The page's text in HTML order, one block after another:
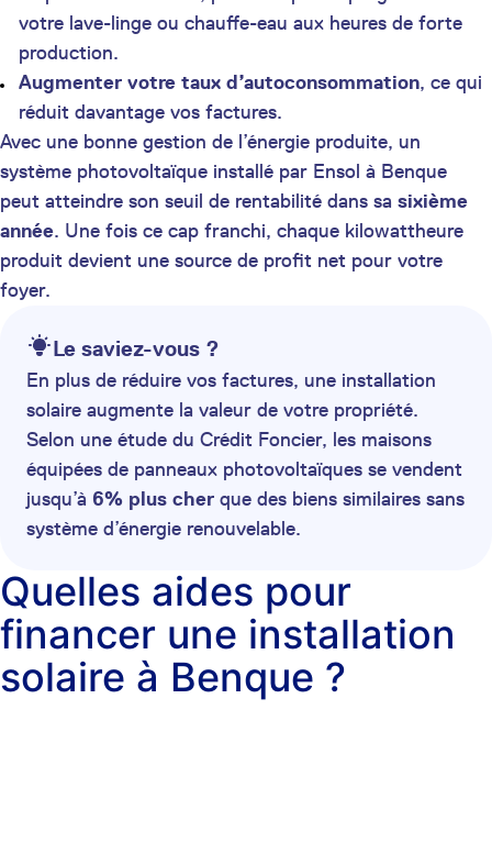
votre lave-linge ou chauffe-eau aux heures de forte
production.
Augmenter votre taux d’autoconsommation, ce qui
réduit davantage vos factures.
Avec une bonne gestion de l’énergie produite, un
système photovoltaïque installé par Ensol à Benque
peut atteindre son seuil de rentabilité dans sa sixième
année. Une fois ce cap franchi, chaque kilowattheure
produit devient une source de profit net pour votre
foyer.
Le saviez-vous ?
En plus de réduire vos factures, une installation
solaire augmente la valeur de votre propriété.
Selon une étude du Crédit Foncier, les maisons
équipées de panneaux photovoltaïques se vendent
jusqu’à 6% plus cher que des biens similaires sans
système d’énergie renouvelable.
Quelles aides pour
financer une installation
solaire à Benque ?